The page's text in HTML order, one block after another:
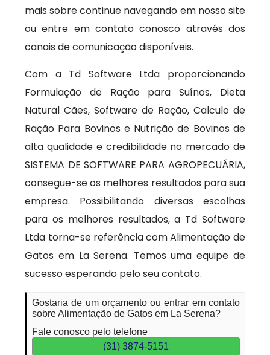
mais sobre continue navegando em nosso site
ou entre em contato conosco através dos
canais de comunicação disponíveis.
Com a Td Software Ltda proporcionando
Formulação de Ração para Suínos, Dieta
Natural Cães, Software de Ração, Calculo de
Ração Para Bovinos e Nutrição de Bovinos de
alta qualidade e credibilidade no mercado de
SISTEMA DE SOFTWARE PARA AGROPECUÁRIA,
consegue-se os melhores resultados para sua
empresa. Possibilitando diversas escolhas
para os melhores resultados, a Td Software
Ltda torna-se referência com Alimentação de
Gatos em La Serena. Temos uma equipe de
sucesso esperando pelo seu contato.
Gostaria de um orçamento ou entrar em contato
sobre Alimentação de Gatos em La Serena?
Fale conosco pelo telefone
(31) 3874-5151